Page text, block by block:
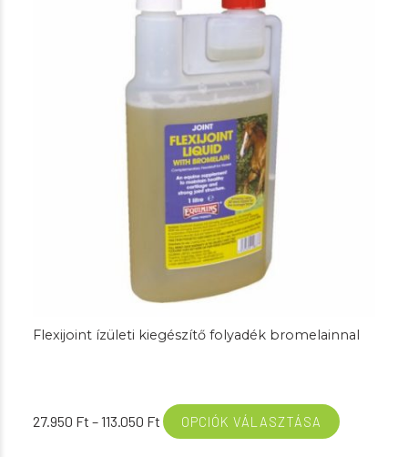
Flexijoint ízületi kiegészítő folyadék bromelainnal
27.950 Ft –113.050 Ft Ártartomány:
27.950 Ft
OPCIÓK VÁLASZTÁSA